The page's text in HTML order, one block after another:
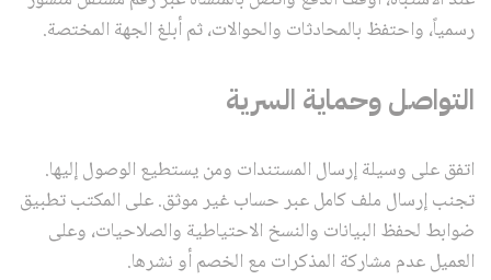
رسمياً، واحتفظ بالمحادثات والحوالات، ثم أبلغ الجهة المختصة.
التواصل وحماية السرية
اتفق على وسيلة إرسال المستندات ومن يستطيع الوصول إليها.
تجنب إرسال ملف كامل عبر حساب غير موثق. على المكتب تطبيق
ضوابط لحفظ البيانات والنسخ الاحتياطية والصلاحيات، وعلى
العميل عدم مشاركة المذكرات مع الخصم أو نشرها.